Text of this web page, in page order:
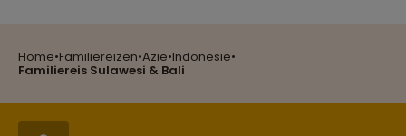
Home•Familiereizen•Azië•Indonesië•
Familiereis Sulawesi & Bali
Reizen met oog voor mens, cultuur en milieu